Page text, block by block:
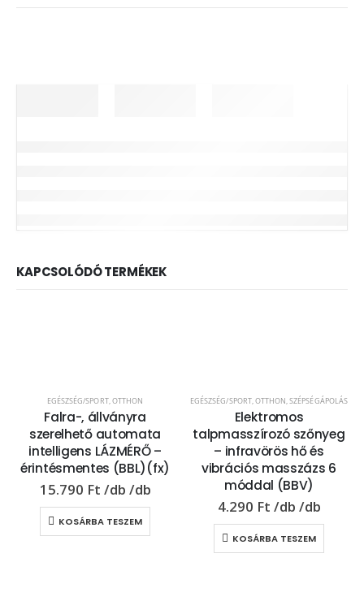
KAPCSOLÓDÓ TERMÉKEK
EGÉSZSÉG/SPORT,OTTHON
Falra-, állványra
szerelhető automata
intelligens LÁZMÉRŐ –
érintésmentes (BBL)(fx)
15.790 Ft
KOSÁRBA TESZEM
EGÉSZSÉG/SPORT,OTTHON,SZÉPSÉGÁPOLÁS
Elektromos
talpmasszírozó szőnyeg
– infravörös hő és
vibrációs masszázs 6
móddal (BBV)
4.290 Ft
KOSÁRBA TESZEM